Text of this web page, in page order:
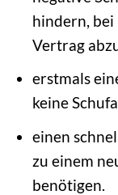
hindern,
Vertrag
erstmals
keine
einen
zu einem
benötigen.